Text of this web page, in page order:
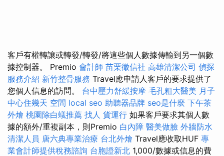
客戶有權轉讓或轉發/轉發/將這些個人數據傳輸到另一個數
據控制器。 Premio 會計師 苗栗徵信社 高雄清潔公司 偵探
服務介紹 新竹整骨服務 Travel應申請人客戶的要求提供了
您個人信息的訪問。 台中壓力舒緩按摩 毛孔粗大醫美 月子
中心住幾天 空間 local seo 助聽器品牌 seo是什麼 下午茶
外燴 桃園除白蟻推薦 找人 貨運行 如果客戶要求其個人數
據的額外/重複副本，則Premio 白內障 醫美做臉 外牆防水
清潔人員 唐六典專業治療 台北外燴 Travel應收取HUF 專
業會計師提供稅務諮詢 台胞證新北 1,000/數據或信息的費